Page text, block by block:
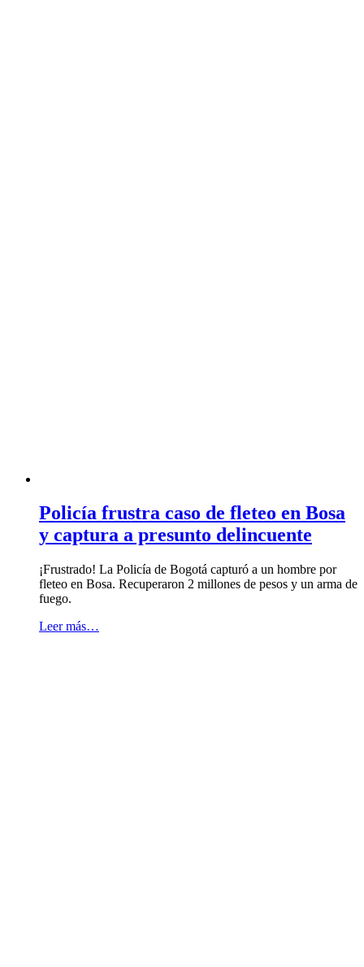
Policía frustra caso de fleteo en Bosa
y captura a presunto delincuente
¡Frustrado! La Policía de Bogotá capturó a un hombre por
fleteo en Bosa. Recuperaron 2 millones de pesos y un arma de
fuego.
Leer más…